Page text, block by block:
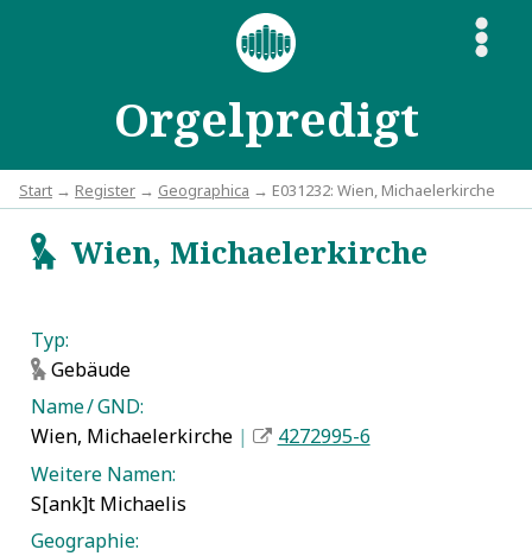
Orgelpredigt
S
Start → Register → Geographica → E031232: Wien, Michaelerkirche
gWien, Michaelerkirche
Typ:
gGebäude
Name / GND:
Wien, Michaelerkirche |
4272995-6
Weitere Namen:
S[ank]t Michaelis
Geographie: